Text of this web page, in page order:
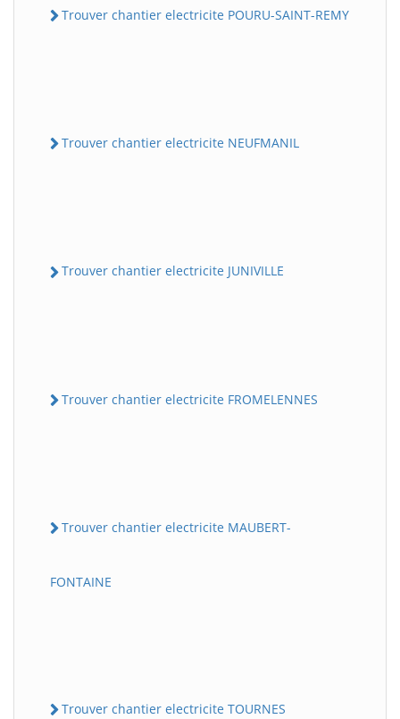
Trouver chantier electricite POURU-SAINT-REMY
Trouver chantier electricite NEUFMANIL
Trouver chantier electricite JUNIVILLE
Trouver chantier electricite FROMELENNES
Trouver chantier electricite MAUBERT-
FONTAINE
Trouver chantier electricite TOURNES